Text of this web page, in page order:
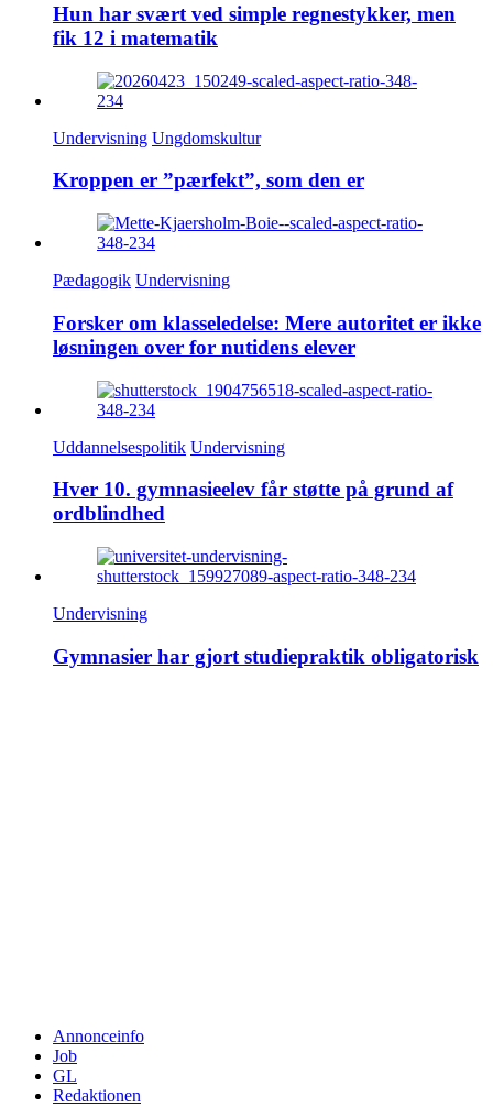
Hun har svært ved simple regnestykker, men
fik 12 i matematik
Undervisning Ungdomskultur
Kroppen er ”pærfekt”, som den er
Pædagogik Undervisning
Forsker om klasseledelse: Mere autoritet er ikke
løsningen over for nutidens elever
Uddannelsespolitik Undervisning
Hver 10. gymnasieelev får støtte på grund af
ordblindhed
Undervisning
Gymnasier har gjort studiepraktik obligatorisk
Annonceinfo
Job
GL
Redaktionen